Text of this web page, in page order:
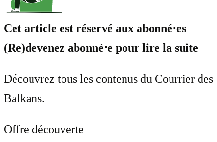
Cet article est réservé aux abonné⋅es
(Re)devenez abonné⋅e pour lire la suite
Découvrez tous les contenus du Courrier des
Balkans.
Offre découverte